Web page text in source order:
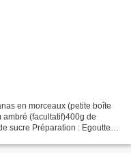
en morceaux (petite boîte
(facultatif)400g de
sucre Préparation : Egoutter